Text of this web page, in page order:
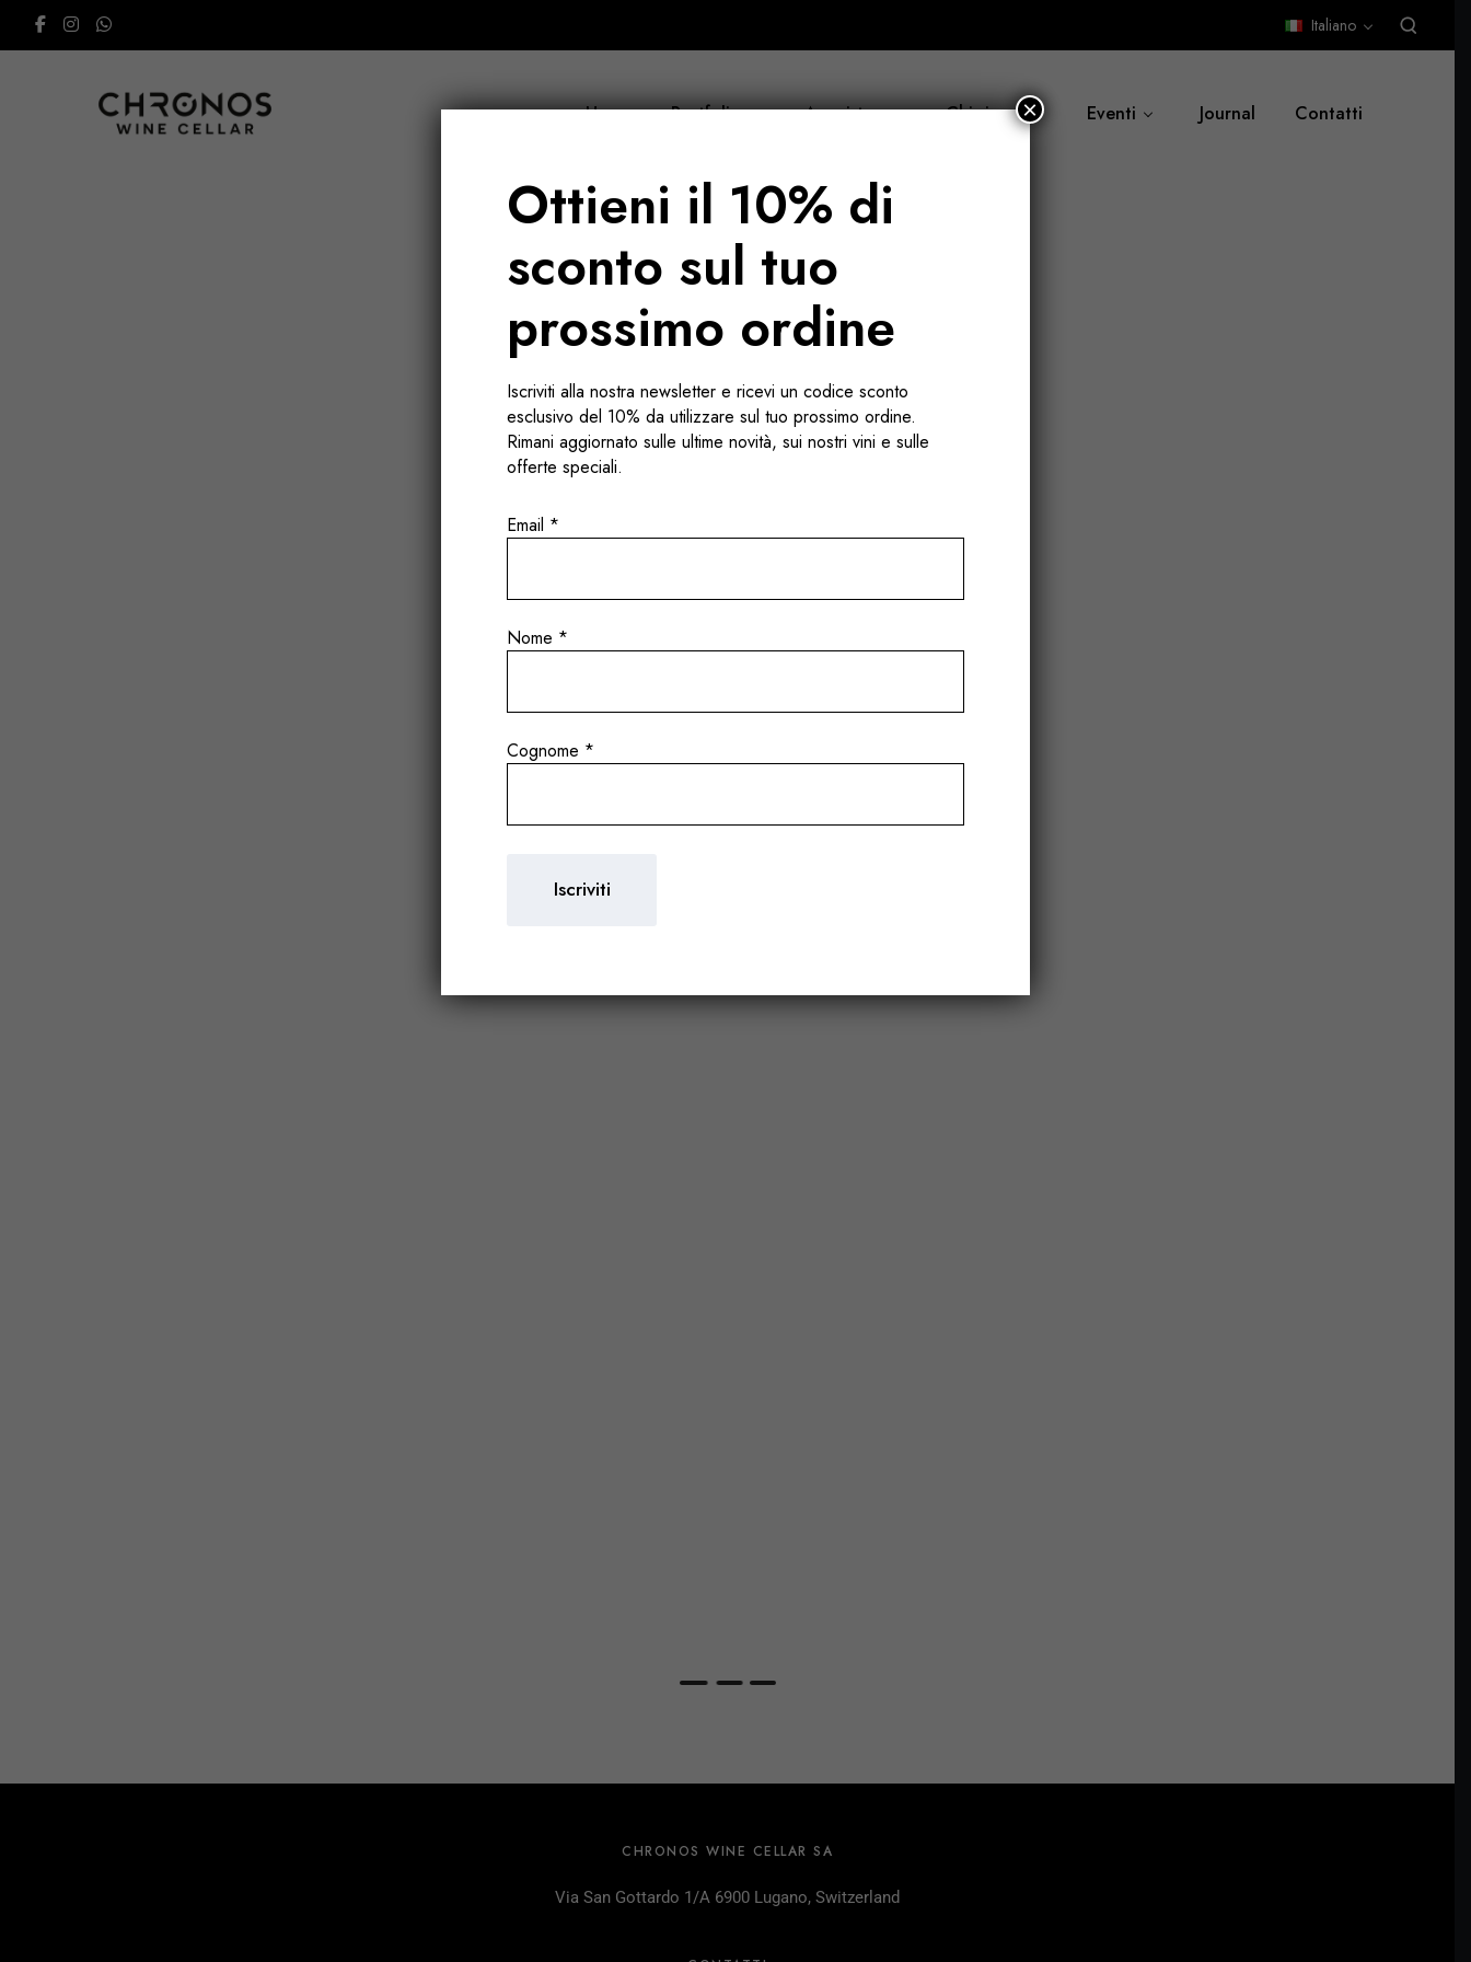
Italiano
Home Portfolio Acquista ora Chi siamo Eventi Journal Contatti
Francia
CHRONOS WINE CELLAR SA
Via San Gottardo 1/A 6900 Lugano, Switzerland
Ottieni il 10% di
sconto sul tuo
prossimo ordine
Iscriviti alla nostra newsletter e ricevi un codice sconto
esclusivo del 10% da utilizzare sul tuo prossimo ordine.
Rimani aggiornato sulle ultime novità, sui nostri vini e sulle
offerte speciali.
Email *
Nome *
Cognome *
×